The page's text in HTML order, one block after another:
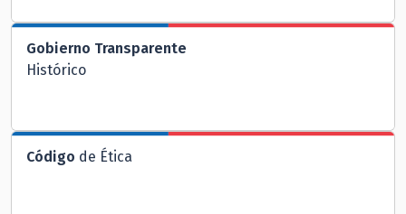
Gobierno Transparente
Histórico
Código de Ética